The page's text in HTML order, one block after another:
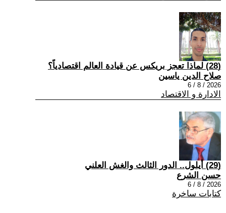
(28) لماذا تعجز بريكس عن قيادة العالم اقتصادياً؟
صلاح الدين ياسين
2026 / 8 / 6
الادارة و الاقتصاد
(29) أيلول.. الدور الثالث والغش العلني
حسن الشرع
2026 / 8 / 6
كتابات ساخرة